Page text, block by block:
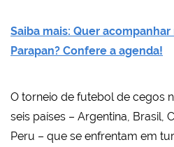
Saiba mais: Quer
Parapan? Confere a agenda!
O torneio de futebol de cegos
seis países – Argentina, Brasil,
Peru – que se enfrentam em